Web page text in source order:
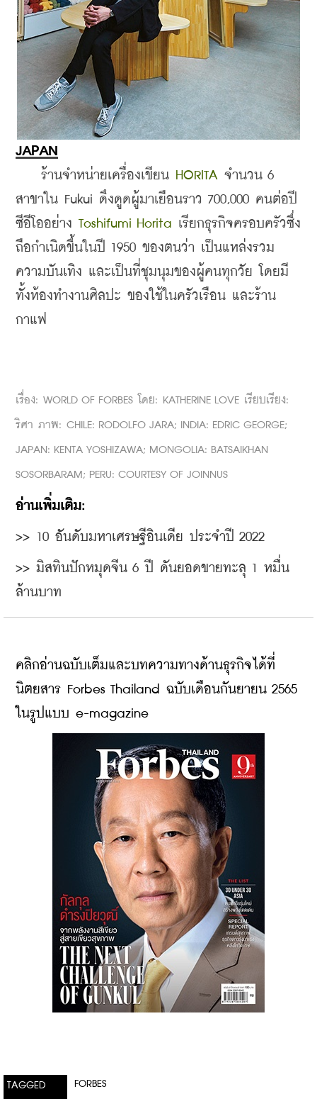
JAPAN
ร้านจำหน่ายเครื่องเขียน HORITA จำนวน 6
สาขาใน Fukui ดึงดูดผู้มาเยือนราว 700,000 คนต่อปี
ซีอีโออย่าง Toshifumi Horita เรียกธุรกิจครอบครัวซึ่ง
ถือกำเนิดขึ้นในปี 1950 ของตนว่า เป็นแหล่งรวม
ความบันเทิง และเป็นที่ชุมนุมของผู้คนทุกวัย โดยมี
ทั้งห้องทำงานศิลปะ ของใช้ในครัวเรือน และร้าน
กาแฟ
เรื่อง: WORLD OF FORBES โดย: KATHERINE LOVE เรียบเรียง:
ริศา ภาพ: CHILE: RODOLFO JARA; INDIA: EDRIC GEORGE;
JAPAN: KENTA YOSHIZAWA; MONGOLIA: BATSAIKHAN
SOSORBARAM; PERU: COURTESY OF JOINNUS
อ่านเพิ่มเติม:
>> 10 อันดับมหาเศรษฐีอินเดีย ประจำปี 2022
>> มิสทินปักหมุดจีน 6 ปี ดันยอดขายทะลุ 1 หมื่น
ล้านบาท
คลิกอ่านฉบับเต็มและบทความทางด้านธุรกิจได้ที่
นิตยสาร Forbes Thailand ฉบับเดือนกันยายน 2565
ในรูปแบบ e-magazine
TAGGED FORBES